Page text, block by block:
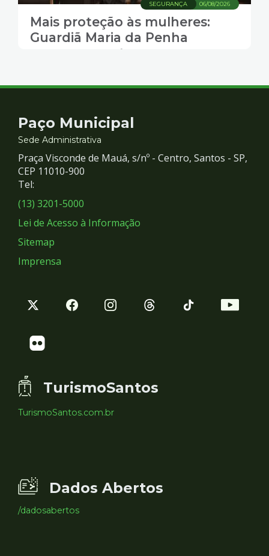
06/08/2026
SEGURANÇA
Mais proteção às mulheres:
Guardiã Maria da Penha
comemora sete anos com
Santos
Contato
e
Redes
Sociais
Paço Municipal
Sede Administrativa
Praça Visconde de Mauá, s/nº - Centro, Santos - SP,
CEP 11010-900
Tel:
(13) 3201-5000
Lei de Acesso à Informação
Sitemap
Imprensa
TurismoSantos
TurismoSantos.com.br
Dados Abertos
/dadosabertos